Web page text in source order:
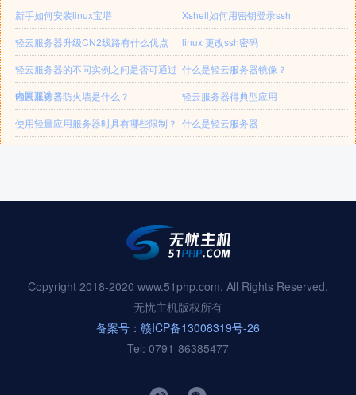
新手如何安装linux宝塔
Xshell如何用密钥登录ssh
轻云服务器升级CN2线路有什么优点
linux 更改ssh密码
轻云服务器的不同实例之间是否可通过
内网互访？
什么是轻云服务器镜像？
轻云服务器防火墙是什么？
轻云服务器得典型应用
使用轻量应用服务器时具有哪些限制？ 什么是轻云服务器
Copyright 2018-2020 www.51php.com. All Rights Reserved.
无忧主机版权所有
备案号：赣ICP备13008319号-26
Tel: 0791-86385477